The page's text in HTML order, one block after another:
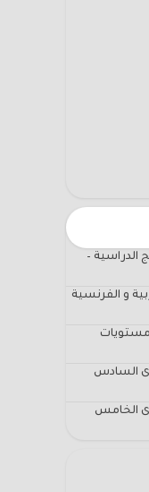
الدراسية –
و الفرنسية
مستويات
السادس
الخامس